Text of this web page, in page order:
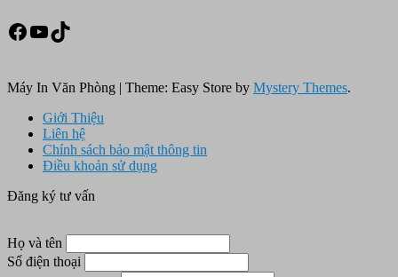
Facebook
Youtube
TikTok
Máy In Văn Phòng | Theme: Easy Store by Mystery Themes.
Giới Thiệu
Liên hệ
Chính sách bảo mật thông tin
Điều khoản sử dụng
Đăng ký tư vấn
Họ và tên
Số điện thoại